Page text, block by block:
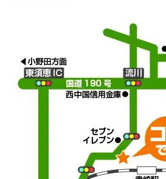
なり改善が期待できます